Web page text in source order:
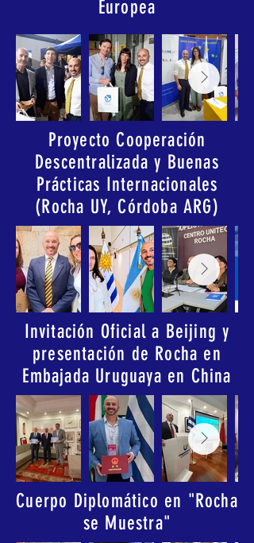
Europea
Proyecto Cooperación
Descentralizada y Buenas
Prácticas Internacionales
(Rocha UY, Córdoba ARG)
Invitación Oficial a Beijing y
presentación de Rocha en
Embajada Uruguaya en China
Cuerpo Diplomático en "Rocha
se Muestra"